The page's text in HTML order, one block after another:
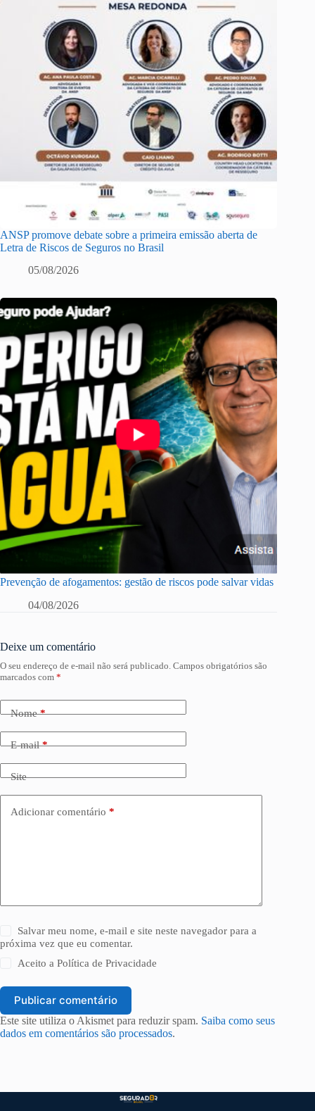
ANSP promove debate sobre a primeira emissão aberta de
Letra de Riscos de Seguros no Brasil
05/08/2026
Prevenção de afogamentos: gestão de riscos pode salvar vidas
04/08/2026
Deixe um comentário
O seu endereço de e-mail não será publicado. Campos obrigatórios são
marcados com *
Nome*
E-mail*
Site
Adicionar comentário *
Salvar meu nome, e-mail e site neste navegador para a
próxima vez que eu comentar.
Aceito aPolítica de Privacidade
Publicar comentário
Este site utiliza o Akismet para reduzir spam. Saiba como seus
dados em comentários são processados.